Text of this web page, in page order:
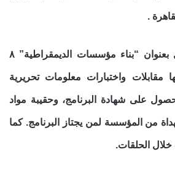
ويتضمن البرنامج الأول بعنوان “بناء مؤسسات الديمقراطية” ٨
مقابلات واختبارات معلومات تحريرية
على شهادة البرنامج، وحقيبة مواد
من المؤسسة لمن يجتاز البرنامج. كما
خلال الحلقات.